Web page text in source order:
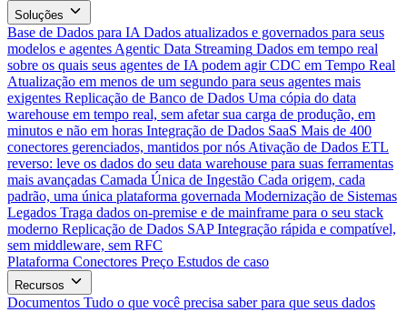
Soluções
Base de Dados para IA Dados atualizados e governados para seus
modelos e agentes Agentic Data Streaming Dados em tempo real
sobre os quais seus agentes de IA podem agir CDC em Tempo Real
Atualização em menos de um segundo para seus agentes mais
exigentes Replicação de Banco de Dados Uma cópia do data
warehouse em tempo real, sem afetar sua carga de produção, em
minutos e não em horas Integração de Dados SaaS Mais de 400
conectores gerenciados, mantidos por nós Ativação de Dados ETL
reverso: leve os dados do seu data warehouse para suas ferramentas
mais avançadas Camada Única de Ingestão Cada origem, cada
padrão, uma única plataforma governada Modernização de Sistemas
Legados Traga dados on-premise e de mainframe para o seu stack
moderno Replicação de Dados SAP Integração rápida e compatível,
sem middleware, sem RFC
Plataforma Conectores Preço Estudos de caso
Recursos
Documentos Tudo o que você precisa saber para que seus dados